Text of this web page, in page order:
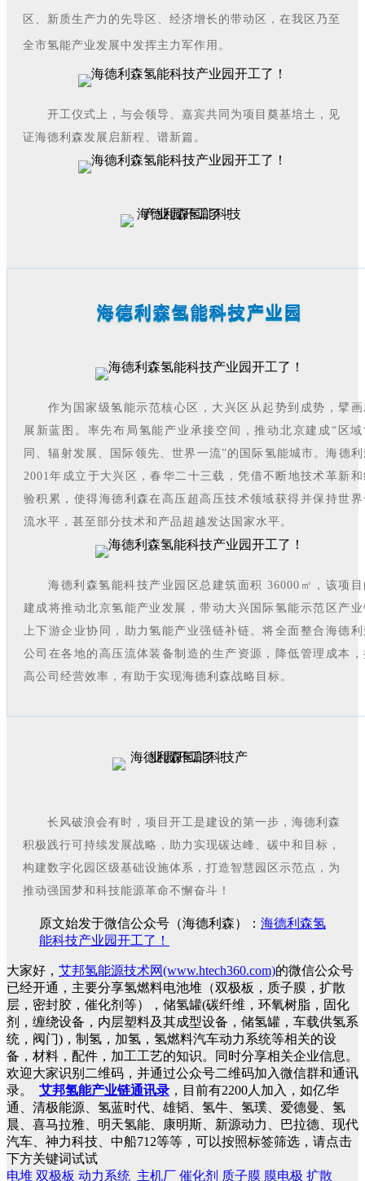
区、新质生产力的先导区、经济增长的带动区，在我区乃至
全市氢能产业发展中发挥主力军作用。
开工仪式上，与会领导、嘉宾共同为项目奠基培土，见
证海德利森发展启新程、谱新篇。
海德利森氢能科技产业园
作为国家级氢能示范核心区，大兴区从起势到成势，擘画
展新蓝图。率先布局氢能产业承接空间，推动北京建成“区域
同、辐射发展、国际领先、世界一流”的国际氢能城市。海德
2001年成立于大兴区，春华二十三载，凭借不断地技术革新
验积累，使得海德利森在高压超高压技术领域获得并保持世界
流水平，甚至部分技术和产品超越发达国家水平。
海德利森氢能科技产业园区总建筑面积 36000㎡，该项目
建成将推动北京氢能产业发展，带动大兴国际氢能示范区产业
上下游企业协同，助力氢能产业强链补链。将全面整合海德
公司在各地的高压流体装备制造的生产资源，降低管理成本，
高公司经营效率，有助于实现海德利森战略目标。
长风破浪会有时，项目开工是建设的第一步，海德利森
积极践行可持续发展战略，助力实现碳达峰、碳中和目标，
构建数字化园区级基础设施体系，打造智慧园区示范点，为
推动强国梦和科技能源革命不懈奋斗！
原文始发于微信公众号（海德利森）： 海德利森氢
能科技产业园开工了！
大家好， 艾邦氢能源技术网(www.htech360.com)的微信公众号
已经开通，主要分享氢燃料电池堆（双极板，质子膜，扩散
层，密封胶，催化剂等），储氢罐(碳纤维，环氧树脂，固化
剂，缠绕设备，内层塑料及其成型设备，储氢罐，车载供氢系
统，阀门)，制氢，加氢，氢燃料汽车动力系统等相关的设
备，材料，配件，加工工艺的知识。同时分享相关企业信息。
欢迎大家识别二维码，并通过公众号二维码加入微信群和通讯
录。
艾邦氢能产业链通讯录 ，目前有2200人加入，如亿华
通、清极能源、氢蓝时代、雄韬、氢牛、氢璞、爱德曼、氢
晨、喜马拉雅、明天氢能、康明斯、新源动力、巴拉德、现代
汽车、神力科技、中船712等等，可以按照标签筛选，请点击
下方关键词试试
电堆 双极板 动力系统 主机厂 催化剂 质子膜 膜电极 扩散